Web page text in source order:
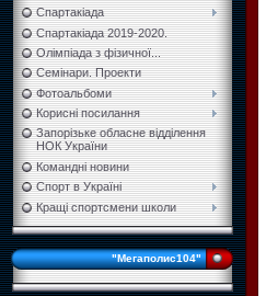
Спартакіада
Спартакіада 2019-2020.
Олімпіада з фізичної...
Семінари. Проекти
Фотоальбоми
Корисні посилання
Запорізьке обласне відділення
НОК України
Командні новини
Спорт в Україні
Кращі спортсмени школи
"Мегаполис104"